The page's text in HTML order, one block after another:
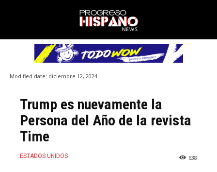
Modified date: diciembre 12, 2024
Trump es nuevamente la
Persona del Año de la revista
Time
ESTADOS UNIDOS 638